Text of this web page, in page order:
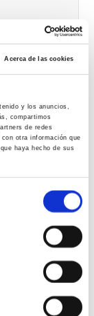
Acerca de las cookies
y los anuncios,
compartimos
de redes
otra información que
haya hecho de sus
para la